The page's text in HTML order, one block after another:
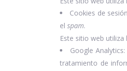
Cookies de
el spam.
Este sitio web utiliza
Google
tratamiento de